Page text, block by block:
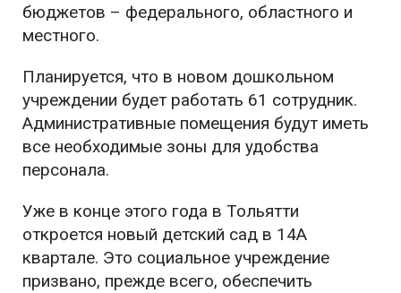
бюджетов – федерального, областного и
местного.
Планируется, что в новом дошкольном
учреждении будет работать 61 сотрудник.
Административные помещения будут иметь
все необходимые зоны для удобства
персонала.
Уже в конце этого года в Тольятти
откроется новый детский сад в 14А
квартале. Это социальное учреждение
призвано, прежде всего, обеспечить